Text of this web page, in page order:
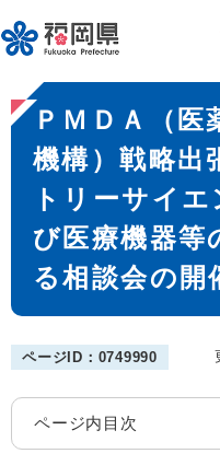
ー
ジ
先
頭
メニュ
本
文
ＰＭＤＡ（医
機構）戦略出
トリーサイ
び医療機器等
る相談会の開
ページID：0749990
ページ内目次